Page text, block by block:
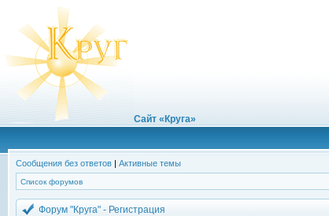
Сайт «Круга»
Сообщения без ответов | Активные темы
Список форумов
Форум "Круга" - Регистрация